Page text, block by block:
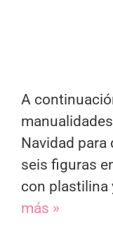
A
Navidad para
seis figuras
con plastilina
más »